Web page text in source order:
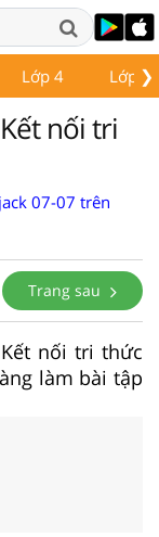
❯
Lớp 4 Lớp 5
nối tri
07-07 trên
Trang sau
nối tri thức
làm bài tập